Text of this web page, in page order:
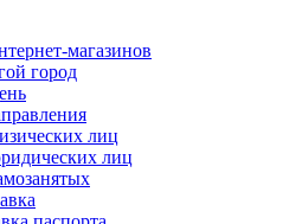
магазинов
город
лиц
лиц